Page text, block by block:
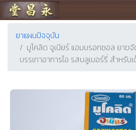
ร้านขายยา ย่งเชียงตึ๊ง
ยาแผนปัจจุบัน
มูโคลิด จูเนียร์ แอมบรอกซอล ยาขจั
บรรเทาอาการไอ รสบลูเบอร์รี่ สำหรับ